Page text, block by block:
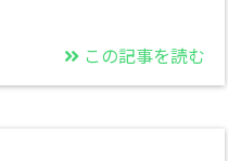
この記事を読む